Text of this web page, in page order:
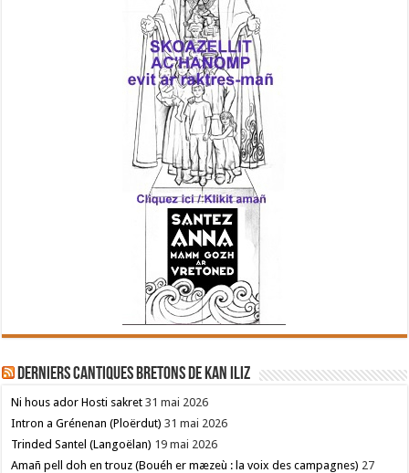
Derniers cantiques bretons de Kan Iliz
Ni hous ador Hosti sakret 31 mai 2026
Intron a Grénenan (Ploërdut) 31 mai 2026
Trinded Santel (Langoëlan) 19 mai 2026
Amañ pell doh en trouz (Bouéh er mæzeù : la voix des campagnes) 27